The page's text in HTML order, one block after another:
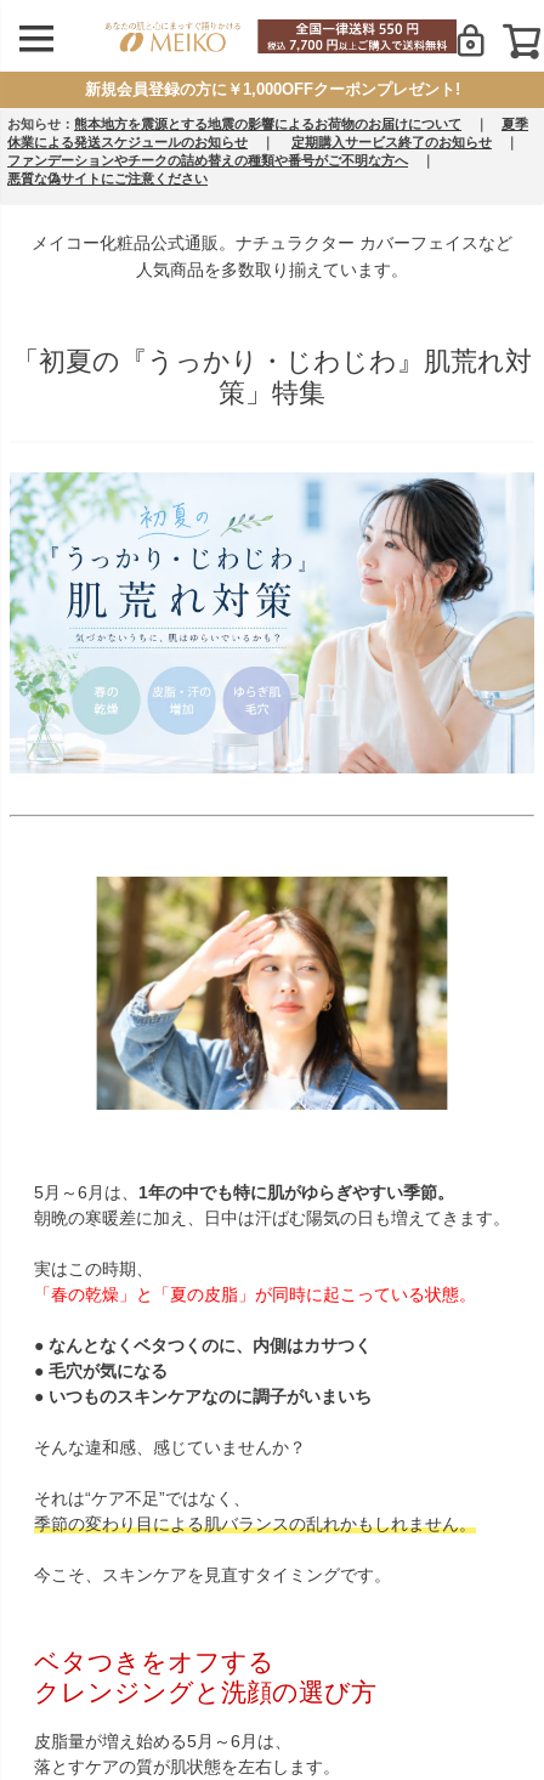
新規会員登録の方に￥1,000OFFクーポンプレゼント!
お知らせ： 熊本地方を震源とする地震の影響によるお荷物のお届けについて ｜ 夏季
休業による発送スケジュールのお知らせ ｜ 定期購入サービス終了のお知らせ ｜
ファンデーションやチークの詰め替えの種類や番号がご不明な方へ｜
悪質な偽サイトにご注意ください
メイコー化粧品公式通販。ナチュラクター カバーフェイスなど
人気商品を多数取り揃えています。
「初夏の『うっかり・じわじわ』肌荒れ対
策」特集
5月～6月は、 1年の中でも特に肌がゆらぎやすい季節。
朝晩の寒暖差に加え、日中は汗ばむ陽気の日も増えてきます。
実はこの時期、
「春の乾燥」と「夏の皮脂」が同時に起こっている状態。
● なんとなくベタつくのに、内側はカサつく
● 毛穴が気になる
● いつものスキンケアなのに調子がいまいち
そんな違和感、感じていませんか？
それは“ケア不足”ではなく、
季節の変わり目による肌バランスの乱れかもしれません。
今こそ、スキンケアを見直すタイミングです。
ベタつきをオフする
クレンジングと洗顔の選び方
皮脂量が増え始める5月～6月は、
落とすケアの質が肌状態を左右します。